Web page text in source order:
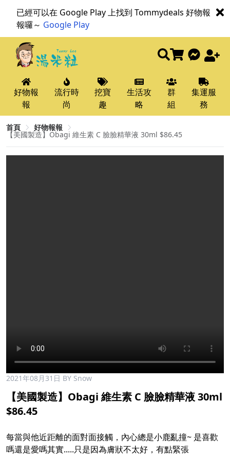
已經可以在 Google Play 上找到 Tommydeals 好物報
報囉～ Google Play
好物報
報
流行時
尚
挖寶
趣
生活攻
略
群
組
集運服
務
首頁 好物報報
【美國製造】Obagi 維生素 C 臉臉精華液 30ml $86.45
2021年08月31日 BY Snow
【美國製造】Obagi 維生素 C 臉臉精華液 30ml
$86.45
每當與他近距離的面對面接觸，內心總是小鹿亂撞~ 是喜歡
嗎還是愛嗎其實.....只是因為膚狀不太好，有點緊張